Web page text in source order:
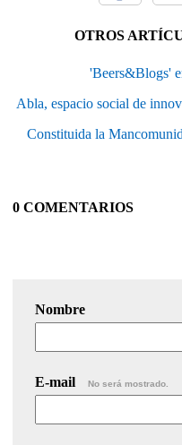
OTROS
'Beers&Blogs'
Abla, espacio social de
Constituida la
0 COMENTARIOS
Nombre
E-mail No será mostrado.